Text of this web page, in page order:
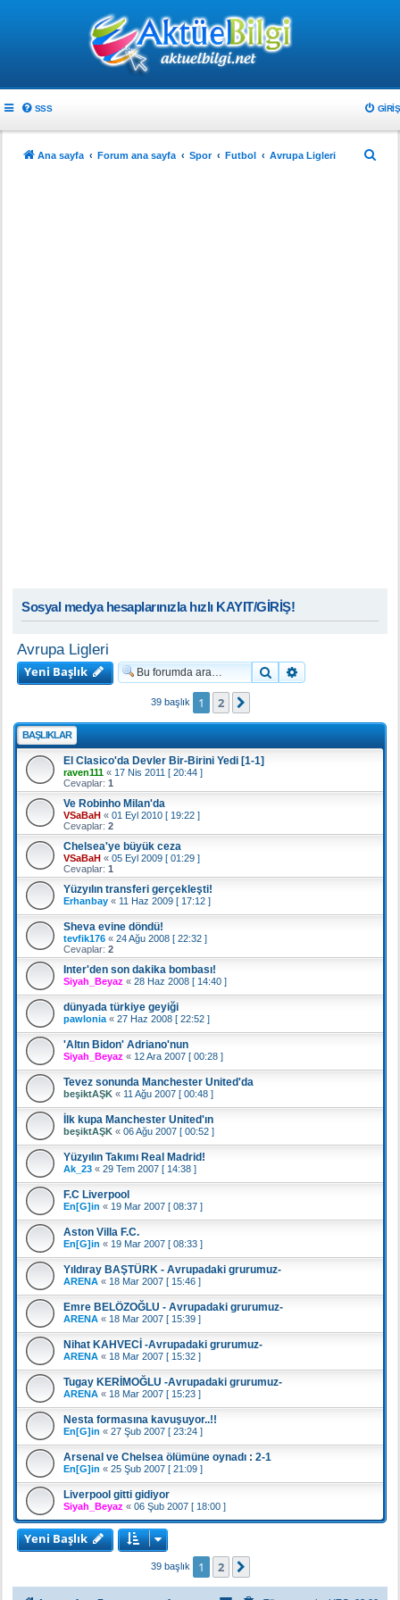
SSS GIRIŞ
Ana sayfa Forum ana sayfa Spor Futbol Avrupa Ligleri
Sosyal medya hesaplarınızla hızlı KAYIT/GİRİŞ!
Avrupa Ligleri
Yeni Başlık
Ara
39 başlık 1 2
BAŞLIKLAR
El Clasico'da Devler Bir-Birini Yedi [1-1]
raven111 « 17 Nis 2011 [ 20:44 ]
Cevaplar: 1
Ve Robinho Milan'da
VSaBaH « 01 Eyl 2010 [ 19:22 ]
Cevaplar: 2
Chelsea'ye büyük ceza
VSaBaH « 05 Eyl 2009 [ 01:29 ]
Cevaplar: 1
Yüzyılın transferi gerçekleşti!
Erhanbay « 11 Haz 2009 [ 17:12 ]
Sheva evine döndü!
tevfik176 « 24 Ağu 2008 [ 22:32 ]
Cevaplar: 2
Inter'den son dakika bombası!
Siyah_Beyaz « 28 Haz 2008 [ 14:40 ]
dünyada türkiye geyiği
pawlonia « 27 Haz 2008 [ 22:52 ]
'Altın Bidon' Adriano'nun
Siyah_Beyaz « 12 Ara 2007 [ 00:28 ]
Tevez sonunda Manchester United'da
beşiktAŞK « 11 Ağu 2007 [ 00:48 ]
İlk kupa Manchester United'ın
beşiktAŞK « 06 Ağu 2007 [ 00:52 ]
Yüzyılın Takımı Real Madrid!
Ak_23 « 29 Tem 2007 [ 14:38 ]
F.C Liverpool
En[G]in « 19 Mar 2007 [ 08:37 ]
Aston Villa F.C.
En[G]in « 19 Mar 2007 [ 08:33 ]
Yıldıray BAŞTÜRK - Avrupadaki grurumuz-
ARENA « 18 Mar 2007 [ 15:46 ]
Emre BELÖZOĞLU - Avrupadaki grurumuz-
ARENA « 18 Mar 2007 [ 15:39 ]
Nihat KAHVECİ -Avrupadaki grurumuz-
ARENA « 18 Mar 2007 [ 15:32 ]
Tugay KERİMOĞLU -Avrupadaki grurumuz-
ARENA « 18 Mar 2007 [ 15:23 ]
Nesta formasına kavuşuyor..!!
En[G]in « 27 Şub 2007 [ 23:24 ]
Arsenal ve Chelsea ölümüne oynadı : 2-1
En[G]in « 25 Şub 2007 [ 21:09 ]
Liverpool gitti gidiyor
Siyah_Beyaz « 06 Şub 2007 [ 18:00 ]
Yeni Başlık
39 başlık 1 2